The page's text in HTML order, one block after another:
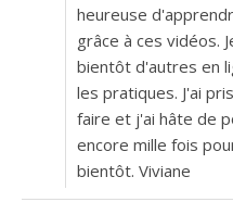
heureuse
grâce à ces vidéos.
bientôt d'autres en
les pratiques. J'ai
faire et j'ai hâte de
encore mille fois
bientôt. Viviane